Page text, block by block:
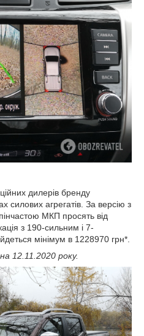
дилерів бренду
силових агрегатів. За версію з
МКП просять від
з 190-сильним і 7-
мінімум в 1228970 грн*.
12.11.2020 року.